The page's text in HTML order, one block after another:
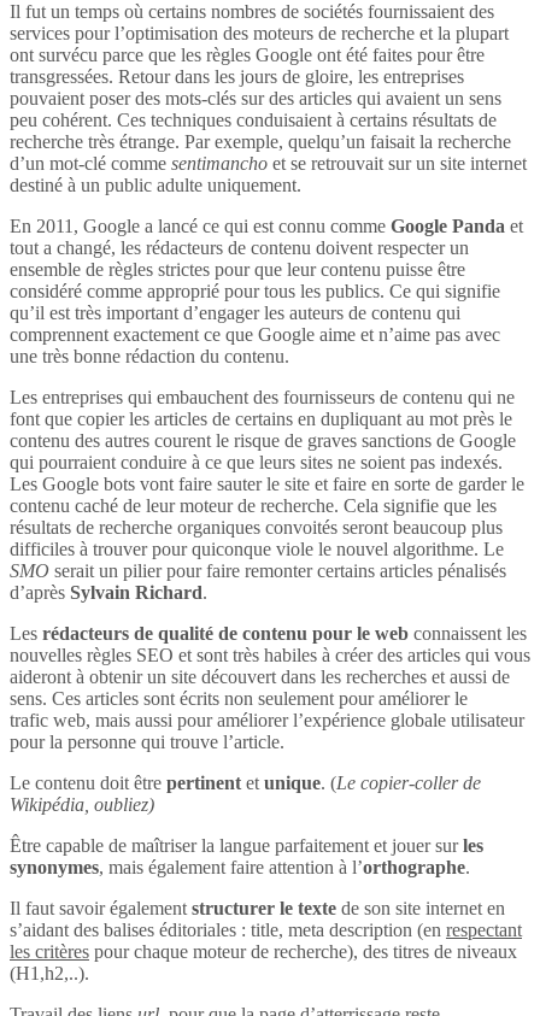
Il fut un temps où certains nombres de sociétés fournissaient des
services pour l’optimisation des moteurs de recherche et la plupart
ont survécu parce que les règles Google ont été faites pour être
transgressées. Retour dans les jours de gloire, les entreprises
pouvaient poser des mots-clés sur des articles qui avaient un sens
peu cohérent. Ces techniques conduisaient à certains résultats de
recherche très étrange. Par exemple, quelqu’un faisait la recherche
d’un mot-clé comme sentimancho et se retrouvait sur un site internet
destiné à un public adulte uniquement.
En 2011, Google a lancé ce qui est connu comme Google Panda et
tout a changé, les rédacteurs de contenu doivent respecter un
ensemble de règles strictes pour que leur contenu puisse être
considéré comme approprié pour tous les publics. Ce qui signifie
qu’il est très important d’engager les auteurs de contenu qui
comprennent exactement ce que Google aime et n’aime pas avec
une très bonne rédaction du contenu.
Les entreprises qui embauchent des fournisseurs de contenu qui ne
font que copier les articles de certains en dupliquant au mot près le
contenu des autres courent le risque de graves sanctions de Google
qui pourraient conduire à ce que leurs sites ne soient pas indexés.
Les Google bots vont faire sauter le site et faire en sorte de garder le
contenu caché de leur moteur de recherche. Cela signifie que les
résultats de recherche organiques convoités seront beaucoup plus
difficiles à trouver pour quiconque viole le nouvel algorithme. Le
SMO serait un pilier pour faire remonter certains articles pénalisés
d’après Sylvain Richard.
Les rédacteurs de qualité de contenu pour le web connaissent les
nouvelles règles SEO et sont très habiles à créer des articles qui vous
aideront à obtenir un site découvert dans les recherches et aussi de
sens. Ces articles sont écrits non seulement pour améliorer le
trafic web, mais aussi pour améliorer l’expérience globale utilisateur
pour la personne qui trouve l’article.
Le contenu doit être pertinent et unique. (Le copier-coller de
Wikipédia, oubliez)
Être capable de maîtriser la langue parfaitement et jouer surles
synonymes, mais également faire attention à l’orthographe.
Il faut savoir également structurer le texte de son site internet en
s’aidant des balises éditoriales : title, meta description (en respectant
les critères pour chaque moteur de recherche), des titres de niveaux
(H1,h2,..).